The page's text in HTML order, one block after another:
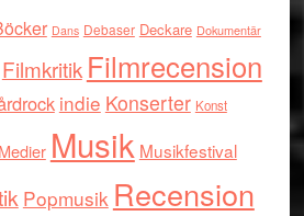
Dans Debaser Deckare Dokumentär
Filmkritik Filmrecension
indie Konserter Konst
Medier Musik Musikfestival
Popmusik Recension